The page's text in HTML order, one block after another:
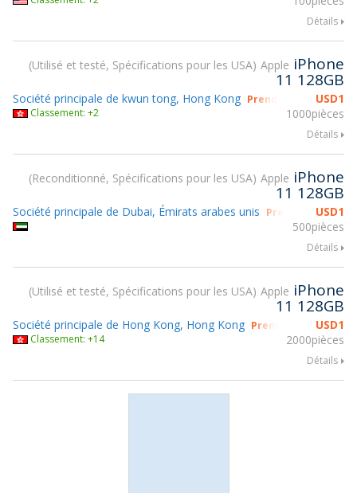
Détails
Utilisé et testé, Spécifications pour les USA Apple iPhone
11 128GB
USD1
1000pièces
Société principale de kwun tong, Hong Kong Prendre part à gsmX
Classement: +2
Détails
Reconditionné, Spécifications pour les USA Apple iPhone
11 128GB
USD1
500pièces
Société principale de Dubai, Émirats arabes unis Prendre part à
Détails
Utilisé et testé, Spécifications pour les USA Apple iPhone
11 128GB
USD1
2000pièces
Société principale de Hong Kong, Hong Kong Prendre part à gsmX
Classement: +14
Détails